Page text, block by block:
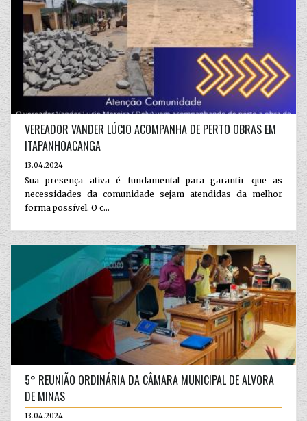
VEREADOR VANDER LÚCIO ACOMPANHA DE PERTO OBRAS EM
ITAPANHOACANGA
13.04.2024
Sua presença ativa é fundamental para garantir que as
necessidades da comunidade sejam atendidas da melhor
forma possível. O c...
5° REUNIÃO ORDINÁRIA DA CÂMARA MUNICIPAL DE ALVORA
DE MINAS
13.04.2024